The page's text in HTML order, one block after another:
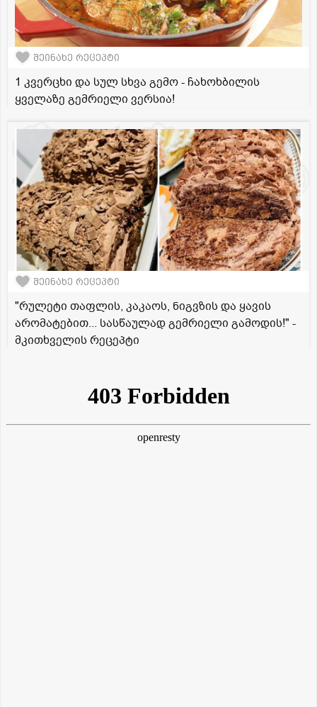
შეინახე რეცეპტი
1 კვერცხი და სულ სხვა გემო - ჩახოხბილის
ყველაზე გემრიელი ვერსია!
შეინახე რეცეპტი
"რულეტი თაფლის, კაკაოს, ნიგვზის და ყავის
არომატებით... სასწაულად გემრიელი გამოდის!" -
მკითხველის რეცეპტი